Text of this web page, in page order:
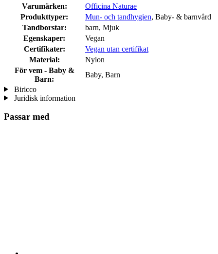
Varumärken:
Officina Naturae
Produkttyper:
Mun- och tandhygien, Baby- & barnvård
Tandborstar:
barn, Mjuk
Egenskaper:
Vegan
Certifikater:
Vegan utan certifikat
Material:
Nylon
För vem - Baby &
Barn:
Baby, Barn
Biricco
Juridisk information
Passar med